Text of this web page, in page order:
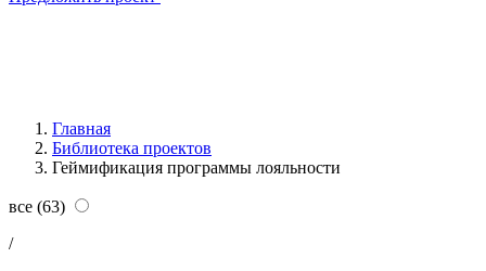
Главная
Библиотека проектов
Геймификация программы лояльности
все (63)
/